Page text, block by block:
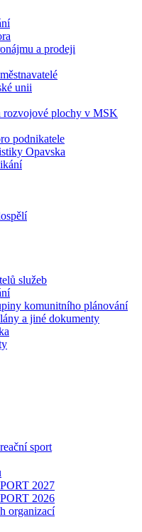
a prodeji
unii
rozvojové plochy v MSK
podnikatele
Opavska
služeb
komunitního plánování
a jiné dokumenty
sport
2027
2026
organizací